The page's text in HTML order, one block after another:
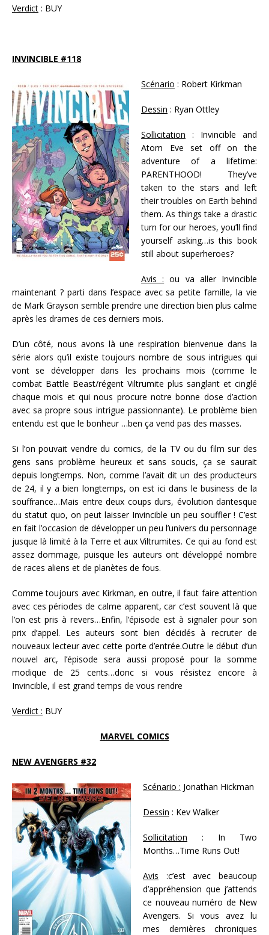
Verdict : BUY
INVINCIBLE #118
Scénario : Robert Kirkman
Dessin : Ryan Ottley
Sollicitation : Invincible and
Atom Eve set off on the
adventure of a lifetime:
PARENTHOOD! They’ve
taken to the stars and left
their troubles on Earth behind
them. As things take a drastic
turn for our heroes, you’ll find
yourself asking…is this book
still about superheroes?
Avis : ou va aller Invincible
maintenant ? parti dans l’espace avec sa petite famille, la vie
de Mark Grayson semble prendre une direction bien plus calme
après les drames de ces derniers mois.
D’un côté, nous avons là une respiration bienvenue dans la
série alors qu’il existe toujours nombre de sous intrigues qui
vont se développer dans les prochains mois (comme le
combat Battle Beast/régent Viltrumite plus sanglant et cinglé
chaque mois et qui nous procure notre bonne dose d’action
avec sa propre sous intrigue passionnante). Le problème bien
entendu est que le bonheur …ben ça vend pas des masses.
Si l’on pouvait vendre du comics, de la TV ou du film sur des
gens sans problème heureux et sans soucis, ça se saurait
depuis longtemps. Non, comme l’avait dit un des producteurs
de 24, il y a bien longtemps, on est ici dans le business de la
souffrance…Mais entre deux coups durs, évolution dantesque
du statut quo, on peut laisser Invincible un peu souffler ! C’est
en fait l’occasion de développer un peu l’univers du personnage
jusque là limité à la Terre et aux Viltrumites. Ce qui au fond est
assez dommage, puisque les auteurs ont développé nombre
de races aliens et de planètes de fous.
Comme toujours avec Kirkman, en outre, il faut faire attention
avec ces périodes de calme apparent, car c’est souvent là que
l’on est pris à revers…Enfin, l’épisode est à signaler pour son
prix d’appel. Les auteurs sont bien décidés à recruter de
nouveaux lecteur avec cette porte d’entrée.Outre le début d’un
nouvel arc, l’épisode sera aussi proposé pour la somme
modique de 25 cents…donc si vous résistez encore à
Invincible, il est grand temps de vous rendre
Verdict : BUY
MARVEL COMICS
NEW AVENGERS #32
Scénario : Jonathan Hickman
Dessin : Kev Walker
Sollicitation : In Two
Months…Time Runs Out!
Avis :c’est avec beaucoup
d’appréhension que j’attends
ce nouveau numéro de New
Avengers. Si vous avez lu
mes dernières chroniques